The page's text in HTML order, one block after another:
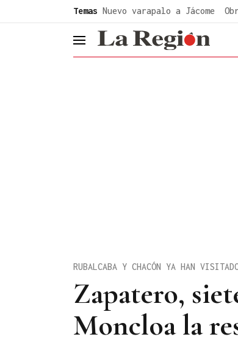
Temas Nuevo varapalo a Jácome
header.menu.open
Zapatero,
Moncloa la
RUBALCABA Y CHACÓN YA HAN